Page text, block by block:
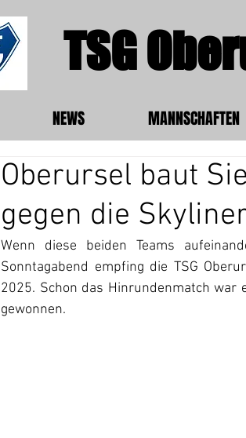
TSG
NEWS MANNSCHAFTEN
Oberursel baut
gegen die
Wenn diese beiden Teams
Sonntagabend empfing die TSG
2025. Schon das Hinrundenmatch war
gewonnen.